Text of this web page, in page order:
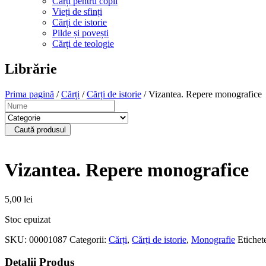
Vieți de sfinți
Cărți de istorie
Pilde și povești
Cărți de teologie
Librărie
Prima pagină /Cărți /Cărți de istorie / Vizantea. Repere monografice
Caută produsul
Vizantea. Repere monografice
5,00 lei
Stoc epuizat
SKU: 00001087 Categorii: Cărți, Cărți de istorie, Monografie
Detalii Produs